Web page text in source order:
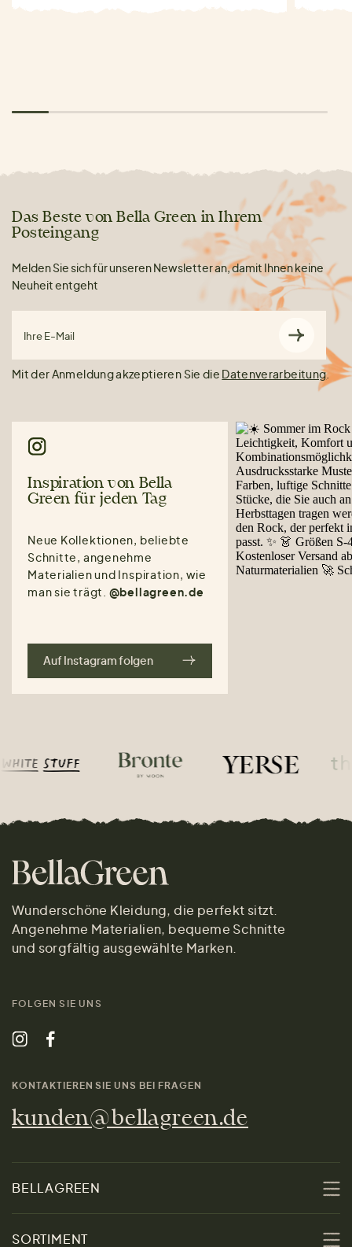
Das Beste von Bella Green in Ihrem
Posteingang
Melden Sie sich für unseren Newsletter an, damit Ihnen keine
Neuheit entgeht
Ihre E-Mail
Mit der Anmeldung akzeptieren Sie die Datenverarbeitung.
Inspiration von Bella
Green für jeden Tag
Neue Kollektionen, beliebte
Schnitte, angenehme
Materialien und Inspiration, wie
man sie trägt. @bellagreen.de
Auf Instagram folgen
Wunderschöne Kleidung, die perfekt sitzt.
Angenehme Materialien, bequeme Schnitte
und sorgfältig ausgewählte Marken.
FOLGEN SIE UNS
KONTAKTIEREN SIE UNS BEI FRAGEN
kunden@bellagreen.de
BELLAGREEN
SORTIMENT